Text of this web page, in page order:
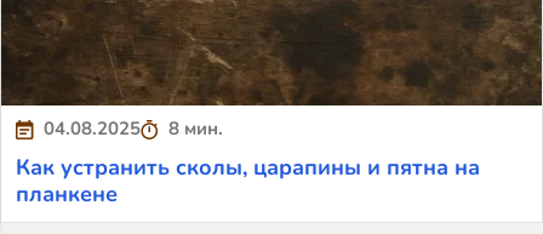
04.08.2025 8 мин.
Как устранить сколы, царапины и пятна на
планкене